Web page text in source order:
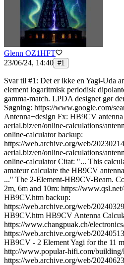
Glenn OZ1HFT
23/06/24, 14:40 #1
Svar til #1: Det er ikke en Yagi-Uda
element logaritmisk periodisk
gamma-match. LPDA designet gør
Søgning: https://www.google.com/
Antenna+design Fx: HB9CV
aerial.biz/en/online-calculations/
online-calculator backup:
https://web.archive.org/web/
aerial.biz/en/online-calculations/
online-calculator Citat: "... This
amateur calculate the HB9CV
..." The 2-Element-HB9CV-Beam.
2m, 6m and 10m: https://
HB9CV.htm backup:
https://web.archive.org/web/
HB9CV.htm HB9CV Antenna
https://www.changpuak.ch/
https://web.archive.org/web/
HB9CV - 2 Element Yagi for the 11
http://www.popular-hifi.com/
https://web.archive.org/web/